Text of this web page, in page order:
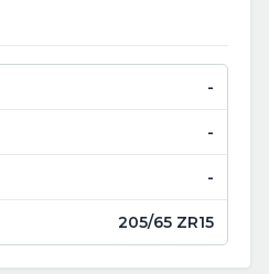
-
-
-
205/65 ZR15